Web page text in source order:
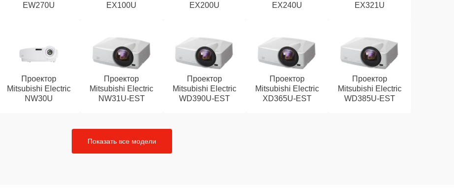
EW270U
EX100U
EX200U
EX240U
EX321U
Проектор
Mitsubishi Electric
NW30U
Проектор
Mitsubishi Electric
NW31U-EST
Проектор
Mitsubishi Electric
WD390U-EST
Проектор
Mitsubishi Electric
XD365U-EST
Проектор
Mitsubishi Electric
WD385U-EST
Показать все модели